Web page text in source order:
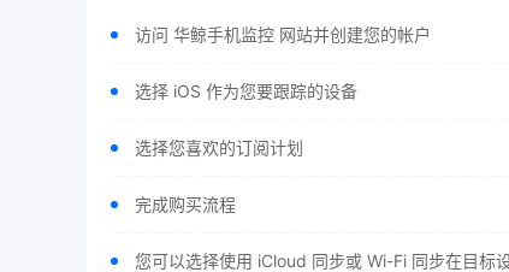
访问 华鲸手机监控 网站并创建您的帐户
选择 iOS 作为您要跟踪的设备
选择您喜欢的订阅计划
完成购买流程
您可以选择使用 iCloud 同步或 Wi-Fi 同步在目标